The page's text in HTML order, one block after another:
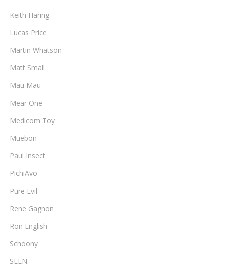
Keith Haring
Lucas Price
Martin Whatson
Matt Small
Mau Mau
Mear One
Medicom Toy
Muebon
Paul Insect
PichiAvo
Pure Evil
Rene Gagnon
Ron English
Schoony
SEEN